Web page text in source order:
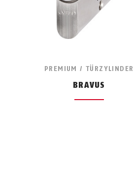
PREMIUM / TÜRZYLINDER
BRAVUS